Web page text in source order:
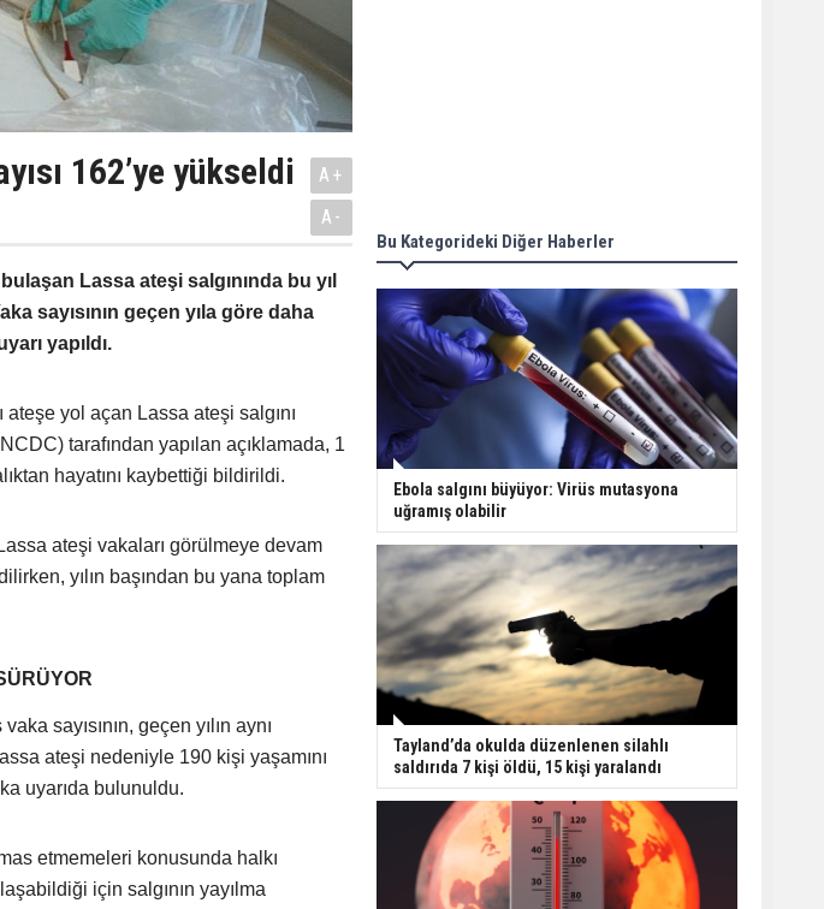
162’ye yükseldi
A+
A-
Lassa ateşi salgınında bu yıl
sayısının geçen yıla göre daha
yapıldı.
ateşe yol açan Lassa ateşi salgını
tarafından yapılan açıklamada, 1
hayatını kaybettiği bildirildi.
ateşi vakaları görülmeye devam
yılın başından bu yana toplam
sayısının, geçen yılın aynı
ateşi nedeniyle 190 kişi yaşamını
uyarıda bulunuldu.
etmemeleri konusunda halkı
için salgının yayılma
Bu Kategorideki Diğer Haberler
Ebola salgını büyüyor: Virüs mutasyona
uğramış olabilir
Tayland’da okulda düzenlenen silahlı
saldırıda 7 kişi öldü, 15 kişi yaralandı